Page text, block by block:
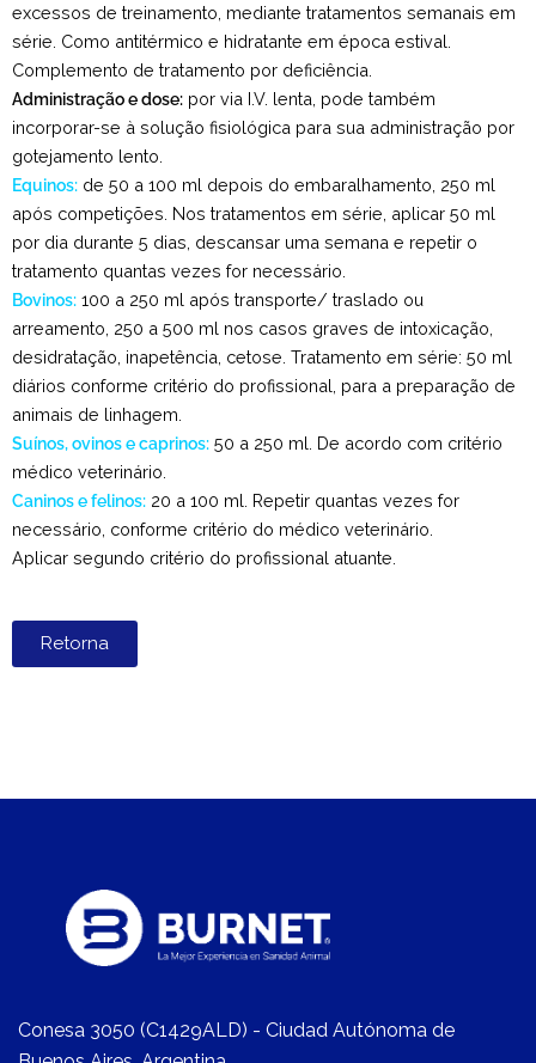
excessos de treinamento, mediante tratamentos semanais em
série. Como antitérmico e hidratante em época estival.
Complemento de tratamento por deficiência.
Administração e dose: por via I.V. lenta, pode também
incorporar-se à solução fisiológica para sua administração por
gotejamento lento.
Equinos: de 50 a 100 ml depois do embaralhamento, 250 ml
após competições. Nos tratamentos em série, aplicar 50 ml
por dia durante 5 dias, descansar uma semana e repetir o
tratamento quantas vezes for necessário.
Bovinos: 100 a 250 ml após transporte/ traslado ou
arreamento, 250 a 500 ml nos casos graves de intoxicação,
desidratação, inapetência, cetose. Tratamento em série: 50 ml
diários conforme critério do profissional, para a preparação de
animais de linhagem.
Suínos, ovinos e caprinos: 50 a 250 ml. De acordo com critério
médico veterinário.
Caninos e felinos: 20 a 100 ml. Repetir quantas vezes for
necessário, conforme critério do médico veterinário.
Aplicar segundo critério do profissional atuante.
Retorna
Conesa 3050 (C1429ALD) - Ciudad Autónoma de